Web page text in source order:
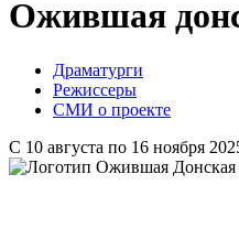
Ожившая
Драматурги
Режиссеры
СМИ о проекте
С 10 августа по 16 ноября